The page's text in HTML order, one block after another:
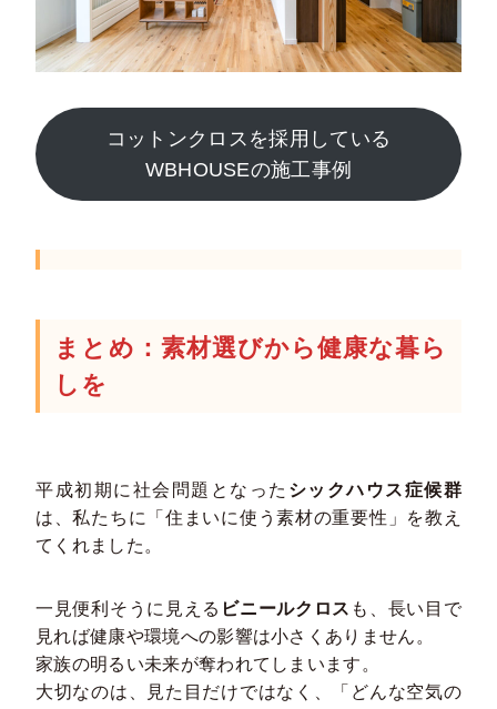
コットンクロスを採用している
WBHOUSEの施工事例
まとめ：素材選びから健康な暮ら
しを
平成初期に社会問題となった シックハウス症候群
は、私たちに「住まいに使う素材の重要性」を教え
てくれました。
一見便利そうに見える ビニールクロス も、長い目で
見れば健康や環境への影響は小さくありません。
家族の明るい未来が奪われてしまいます。
大切なのは、見た目だけではなく、「どんな空気の